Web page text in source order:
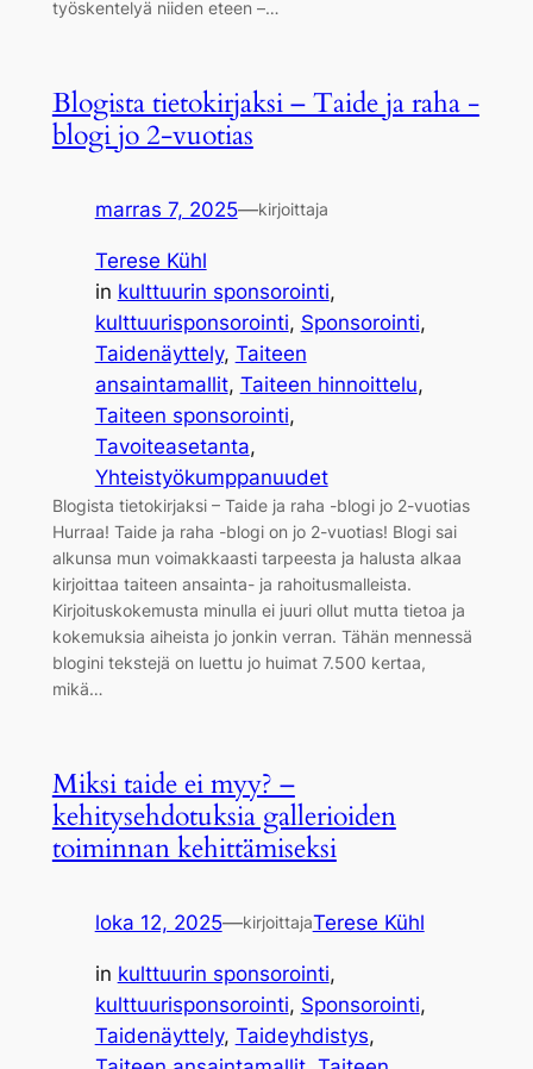
työskentelyä niiden eteen –…
Blogista tietokirjaksi – Taide ja raha -
blogi jo 2-vuotias
marras 7, 2025—kirjoittaja
Terese Kühl
in kulttuurin sponsorointi
kulttuurisponsorointi, Sponsorointi
Taidenäyttely, Taiteen
ansaintamallit, Taiteen hinnoittelu
Taiteen sponsorointi
Tavoiteasetanta
Yhteistyökumppanuudet
Blogista tietokirjaksi – Taide ja raha -blogi jo 2-vuotias
Hurraa! Taide ja raha -blogi on jo 2-vuotias! Blogi sai
alkunsa mun voimakkaasti tarpeesta ja halusta alkaa
kirjoittaa taiteen ansainta- ja rahoitusmalleista.
Kirjoituskokemusta minulla ei juuri ollut mutta tietoa ja
kokemuksia aiheista jo jonkin verran. Tähän mennessä
blogini tekstejä on luettu jo huimat 7.500 kertaa,
mikä…
Miksi taide ei myy? –
kehitysehdotuksia gallerioiden
toiminnan kehittämiseksi
loka 12, 2025—kirjoittajaTerese Kühl
in kulttuurin sponsorointi
kulttuurisponsorointi, Sponsorointi
Taidenäyttely, Taideyhdistys